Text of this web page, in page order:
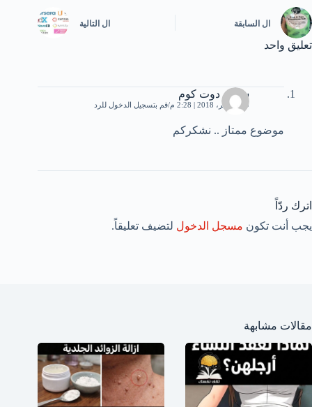
ال السابقة ال التالية
تعليق واحد
ستات دوت كوم
29 نوفمبر، 2018 | 2:28 م قم بتسجيل الدخول للرد
موضوع ممتاز .. نشكركم
اترك ردّاً
يجب أنت تكون مسجل الدخول لتضيف تعليقاً.
مقالات مشابهة